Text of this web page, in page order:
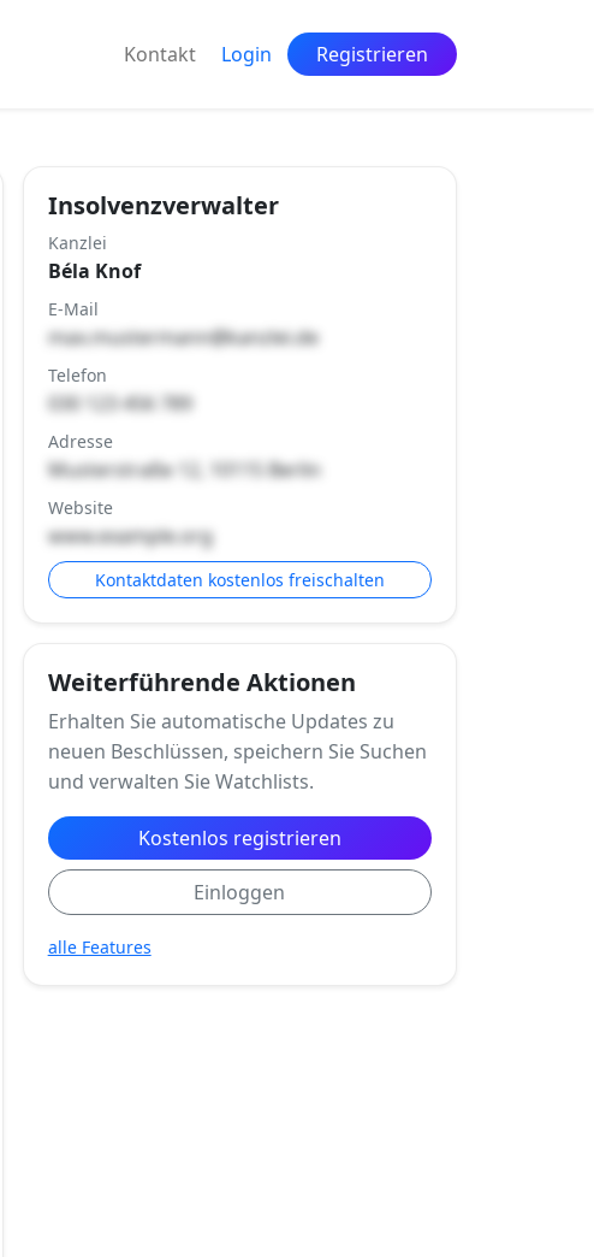
Kontakt Login Registrieren
Insolvenzverwalter
Kanzlei
Béla Knof
E-Mail
max.mustermann@kanzlei.de
Telefon
030 123 456 789
Adresse
Musterstraße 12, 10115 Berlin
Website
www.example.org
Kontaktdaten kostenlos freischalten
Weiterführende Aktionen
Erhalten Sie automatische Updates zu
neuen Beschlüssen, speichern Sie Suchen
und verwalten Sie Watchlists.
Kostenlos registrieren
Einloggen
alle Features